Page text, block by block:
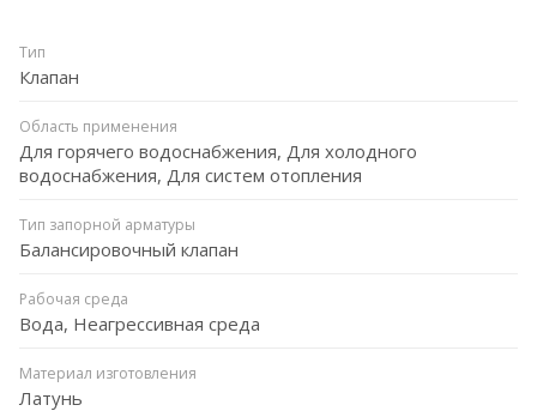
Тип
Клапан
Область применения
Для горячего водоснабжения, Для холодного
водоснабжения, Для систем отопления
Тип запорной арматуры
Балансировочный клапан
Рабочая среда
Вода, Неагрессивная среда
Материал изготовления
Латунь